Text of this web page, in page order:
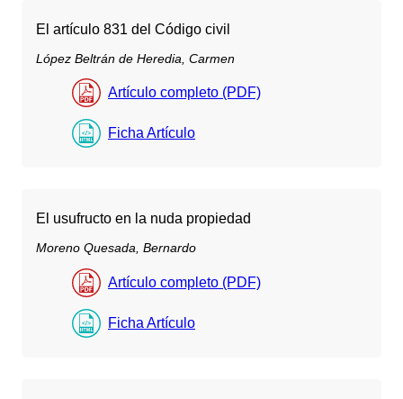
El artículo 831 del Código civil
López Beltrán de Heredia, Carmen
Artículo completo (PDF)
Ficha Artículo
El usufructo en la nuda propiedad
Moreno Quesada, Bernardo
Artículo completo (PDF)
Ficha Artículo